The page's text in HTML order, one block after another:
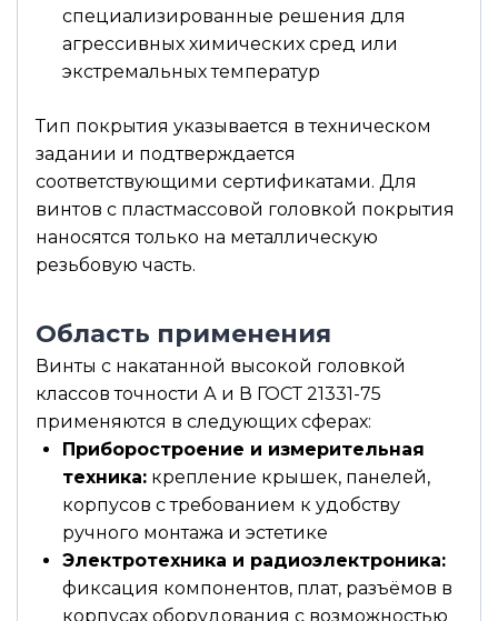
специализированные решения для
агрессивных химических сред или
экстремальных температур
Тип покрытия указывается в техническом
задании и подтверждается
соответствующими сертификатами. Для
винтов с пластмассовой головкой покрытия
наносятся только на металлическую
резьбовую часть.
Область применения
Винты с накатанной высокой головкой
классов точности А и В ГОСТ 21331-75
применяются в следующих сферах:
Приборостроение и измерительная
техника: крепление крышек, панелей,
корпусов с требованием к удобству
ручного монтажа и эстетике
Электротехника и радиоэлектроника:
фиксация компонентов, плат, разъёмов в
корпусах оборудования с возможностью